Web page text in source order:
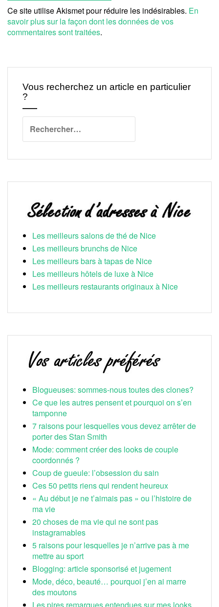
Ce site utilise Akismet pour réduire les indésirables. En
savoir plus sur la façon dont les données de vos
commentaires sont traitées.
Vous recherchez un article en particulier
?
Les meilleurs salons de thé de Nice
Les meilleurs brunchs de Nice
Les meilleurs bars à tapas de Nice
Les meilleurs hôtels de luxe à Nice
Les meilleurs restaurants originaux à Nice
Blogueuses: sommes-nous toutes des clones?
Ce que les autres pensent et pourquoi on s’en
tamponne
7 raisons pour lesquelles vous devez arrêter de
porter des Stan Smith
Mode: comment créer des looks de couple
coordonnés ?
Coup de gueule: l’obsession du sain
Ces 50 petits riens qui rendent heureux
« Au début je ne t’aimais pas » ou l’histoire de
ma vie
20 choses de ma vie qui ne sont pas
instagramables
5 raisons pour lesquelles je n’arrive pas à me
mettre au sport
Blogging: article sponsorisé et jugement
Mode, déco, beauté… pourquoi j’en ai marre
des moutons
Les pires remarques entendues sur mes looks